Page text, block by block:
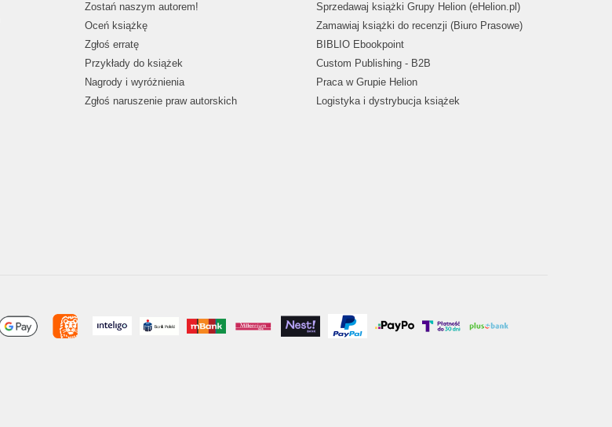
Zostań naszym autorem!
Oceń książkę
Zgłoś erratę
Przykłady do książek
Nagrody i wyróżnienia
Zgłoś naruszenie praw autorskich
Sprzedawaj książki Grupy Helion (eHelion.pl)
Zamawiaj książki do recenzji (Biuro Prasowe)
BIBLIO Ebookpoint
Custom Publishing - B2B
Praca w Grupie Helion
Logistyka i dystrybucja książek